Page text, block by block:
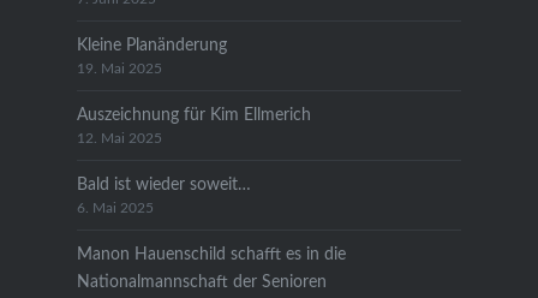
Kleine Planänderung
19. Mai 2025
Auszeichnung für Kim Ellmerich
12. Mai 2025
Bald ist wieder soweit…
6. Mai 2025
Manon Hauenschild schafft es in die
Nationalmannschaft der Senioren